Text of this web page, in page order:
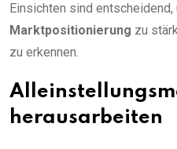
Einsichten sind
Marktpositionierung zu
zu erkennen.
herausarbeiten